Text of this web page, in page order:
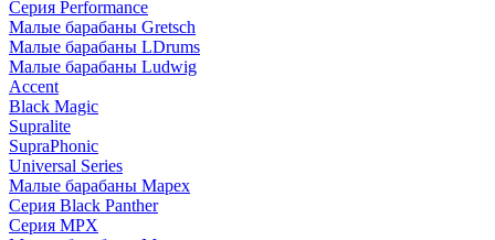
Серия Performance
Малые барабаны Gretsch
Малые барабаны LDrums
Малые барабаны Ludwig
Accent
Black Magic
Supralite
SupraPhonic
Universal Series
Малые барабаны Mapex
Серия Black Panther
Серия MPX